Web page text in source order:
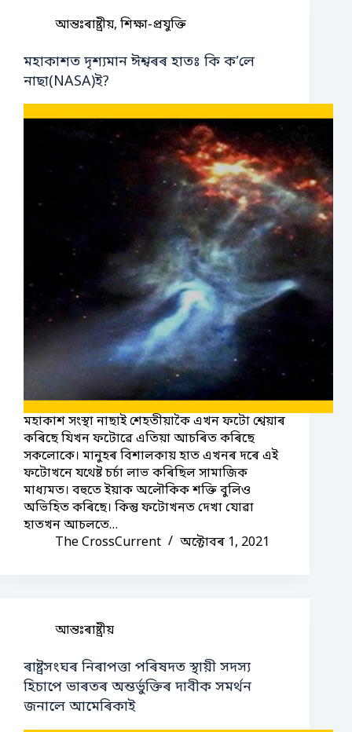
আন্তঃৰাষ্ট্ৰীয়, শিক্ষা-প্ৰযুক্তি
মহাকাশত দৃশ্যমান ঈশ্বৰৰ হাতঃ কি ক’লে
নাছা(NASA)ই?
মহাকাশ সংস্থা নাছাই শেহতীয়াকৈ এখন ফটো শ্বেয়াৰ
কৰিছে যিখন ফটোৱে এতিয়া আচৰিত কৰিছে
সকলোকে। মানুহৰ বিশালকায় হাত এখনৰ দৰে এই
ফটোখনে যথেষ্ট চৰ্চা লাভ কৰিছিল সামাজিক
মাধ্যমত। বহুতে ইয়াক অলৌকিক শক্তি বুলিও
অভিহিত কৰিছে। কিন্তু ফটোখনত দেখা যোৱা
হাতখন আচলতে…
The CrossCurrent
অক্টোবৰ 1, 2021
আন্তঃৰাষ্ট্ৰীয়
ৰাষ্ট্ৰসংঘৰ নিৰাপত্তা পৰিষদত স্থায়ী সদস্য
হিচাপে ভাৰতৰ অন্তৰ্ভুক্তিৰ দাবীক সমৰ্থন
জনালে আমেৰিকাই